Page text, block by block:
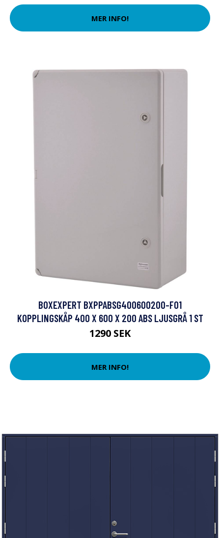
MER INFO!
BOXEXPERT BXPPABSG400600200-F01
KOPPLINGSKÅP 400 X 600 X 200 ABS LJUSGRÅ 1 ST
1290 SEK
MER INFO!